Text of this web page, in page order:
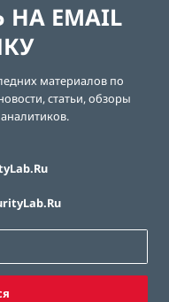
EMAIL
материалов по
статьи, обзоры